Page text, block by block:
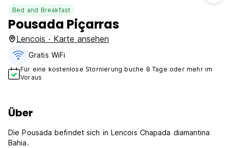
Bed and Breakfast
Pousada Piçarras
Lencois · Karte ansehen
Gratis WiFi
Für eine kostenlose Stornierung buche 8 Tage oder mehr im
Voraus
Über
Die Pousada befindet sich in Lencois Chapada diamantina
Bahia.